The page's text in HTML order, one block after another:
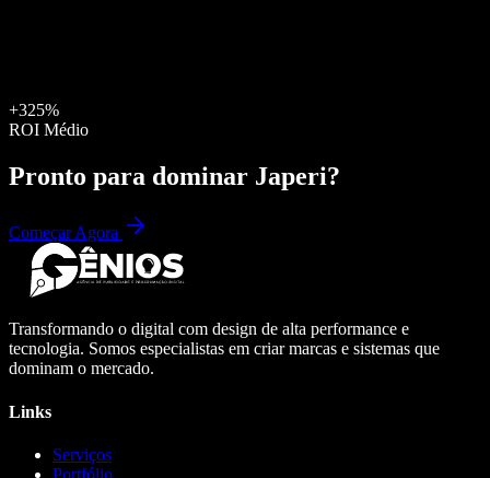
+325%
ROI Médio
Pronto para dominar Japeri?
Começar Agora
Transformando o digital com design de alta performance e
tecnologia. Somos especialistas em criar marcas e sistemas que
dominam o mercado.
Links
Serviços
Portfólio